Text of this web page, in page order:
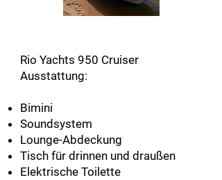
Rio Yachts 950 Cruiser
Ausstattung:
Bimini
Soundsystem
Lounge-Abdeckung
Tisch für drinnen und draußen
Elektrische Toilette